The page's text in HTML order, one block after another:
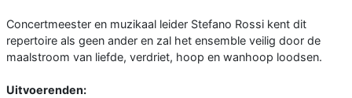
Concertmeester en muzikaal leider Stefano Rossi kent dit
repertoire als geen ander en zal het ensemble veilig door de
maalstroom van liefde, verdriet, hoop en wanhoop loodsen.
Uitvoerenden: